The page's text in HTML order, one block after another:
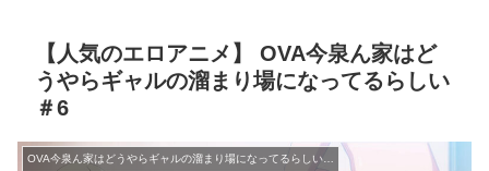
【人気のエロアニメ】 OVA今泉ん家はど
うやらギャルの溜まり場になってるらしい
＃6
OVA今泉ん家はどうやらギャルの溜まり場になってるらしいシリーズ